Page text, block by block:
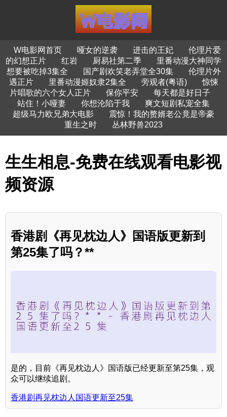
W电影网首页 哑女的逆袭 进击的王妃
伦理片爱
的幻想正片
红岩 厨易社第二季
里番动漫大神同学
想要被吃掉3集全
国产剧欢笑老弄堂全30集
伦理片外
遇正片
里番动漫姬奴隶2集全 旁观者(粤语)
惊悚
片唱歌的六个女人正片
保你平安
每天都是好日子
站住！小哑妻
你想沦陷于我
爽文短剧私宠全集
超级马力欧兄弟大电影
震惊！我的赘婿老公竟是帝豪
重生之时
丛林野兽2023
生生相息-免费在线观看电影视
频资源
香港剧《再见枕边人》国语版更新到
第25集了吗？**
是的，目前《再见枕边人》国语版已经更新至第25集，观
众可以继续追剧。
香港剧再见枕边人国语更新至25集